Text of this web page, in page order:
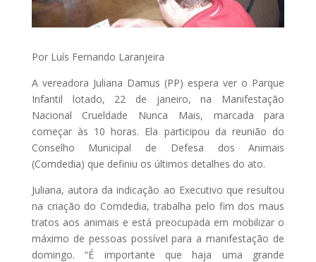
Por Luís Fernando Laranjeira
A vereadora Juliana Damus (PP) espera ver o Parque
Infantil lotado, 22 de janeiro, na Manifestação
Nacional Crueldade Nunca Mais, marcada para
começar às 10 horas. Ela participou da reunião do
Conselho Municipal de Defesa dos Animais
(Comdedia) que definiu os últimos detalhes do ato.
Juliana, autora da indicação ao Executivo que resultou
na criação do Comdedia, trabalha pelo fim dos maus
tratos aos animais e está preocupada em mobilizar o
máximo de pessoas possível para a manifestação de
domingo. “É importante que haja uma grande